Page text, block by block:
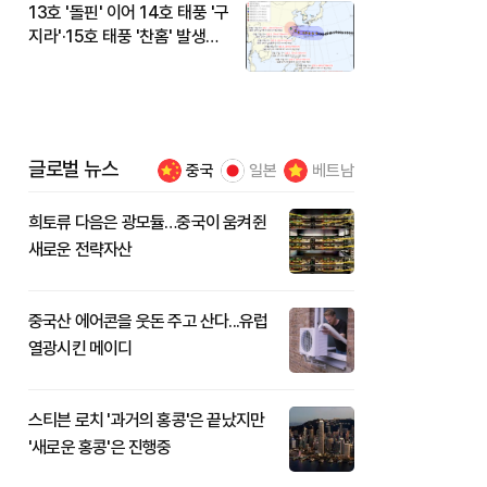
13호 '돌핀' 이어 14호 태풍 '구
지라'·15호 태풍 '찬홈' 발생…
글로벌 뉴스 중국 일본 베트남
희토류 다음은 광모듈…중국이 움켜쥔
새로운 전략자산
중국산 에어콘을 웃돈 주고 산다...유럽
열광시킨 메이디
스티븐 로치 '과거의 홍콩'은 끝났지만
'새로운 홍콩'은 진행중